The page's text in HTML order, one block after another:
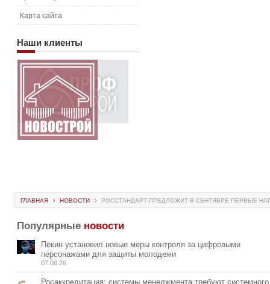
Карта сайта
Наши клиенты
ГЛАВНАЯ НОВОСТИ РОССТАНДАРТ ПРЕДЛОЖИТ В СЕНТЯБРЕ ПЕРВЫЕ
Популярные новости
Пекин установил новые меры контроля за цифровыми
персонажами для защиты молодежи
07.08.26
Росаккредитация: системы менеджмента требуют системного